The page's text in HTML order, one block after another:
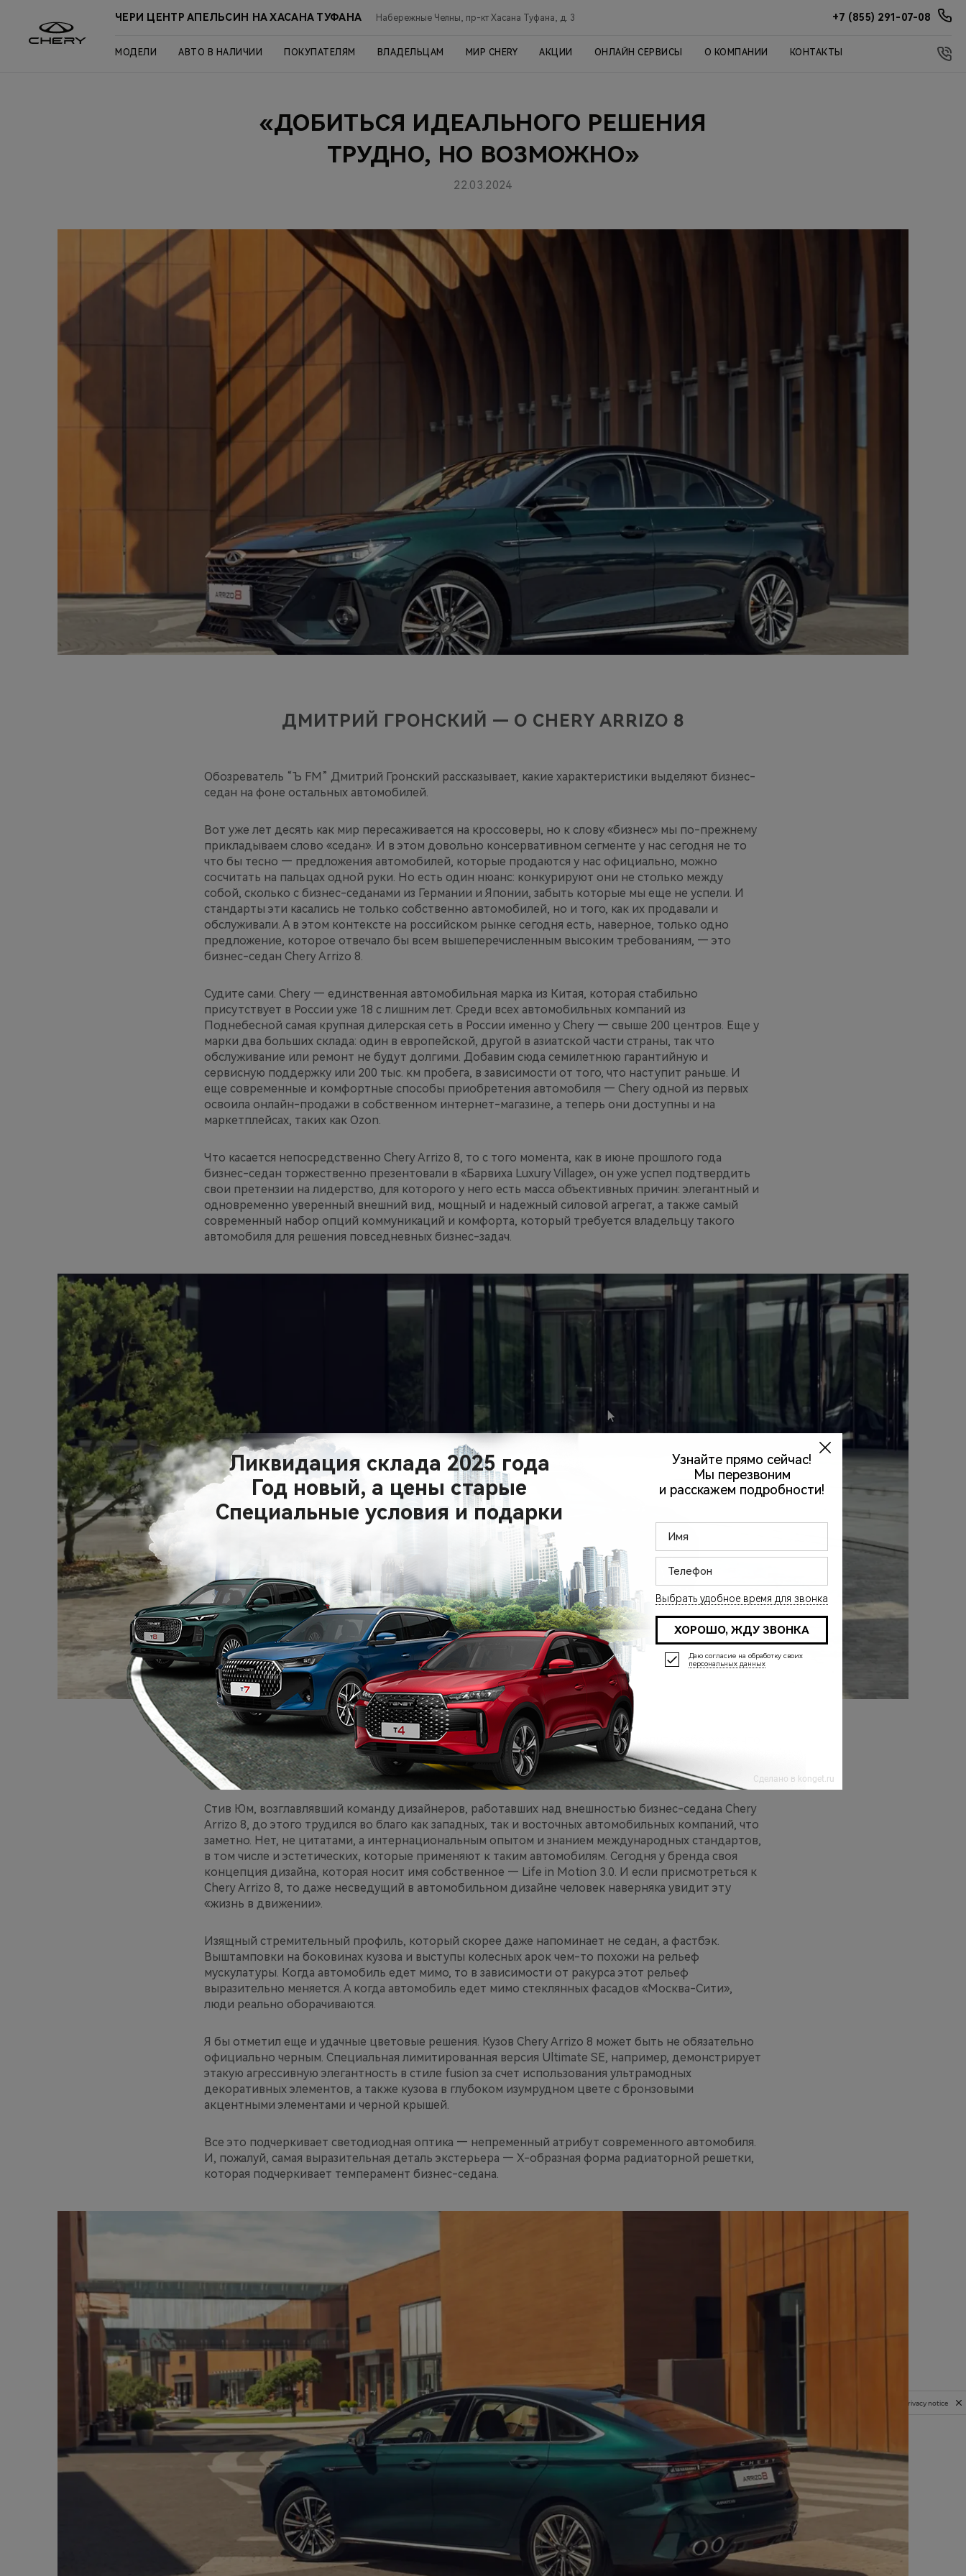
ЧЕРИ ЦЕНТР АПЕЛЬСИН НА ХАСАНА ТУФАНА Набережные Челны, пр-кт Хасана Туфана, д. 3 +7 (855) 291-07-08
МОДЕЛИ АВТО В НАЛИЧИИ ПОКУПАТЕЛЯМ ВЛАДЕЛЬЦАМ МИР CHERY АКЦИИ ОНЛАЙН СЕРВИСЫ О КОМПАНИИ КОНТАКТЫ
«ДОБИТЬСЯ ИДЕАЛЬНОГО РЕШЕНИЯ
ТРУДНО, НО ВОЗМОЖНО»
22.03.2024
ДМИТРИЙ ГРОНСКИЙ — О CHERY ARRIZO 8
Обозреватель “Ъ FM” Дмитрий Гронский рассказывает, какие характеристики выделяют бизнес-
седан на фоне остальных автомобилей.
Вот уже лет десять как мир пересаживается на кроссоверы, но к слову «бизнес» мы по-прежнему
прикладываем слово «седан». И в этом довольно консервативном сегменте у нас сегодня не то
что бы тесно — предложения автомобилей, которые продаются у нас официально, можно
сосчитать на пальцах одной руки. Но есть один нюанс: конкурируют они не столько между
собой, сколько с бизнес-седанами из Германии и Японии, забыть которые мы еще не успели. И
стандарты эти касались не только собственно автомобилей, но и того, как их продавали и
обслуживали. А в этом контексте на российском рынке сегодня есть, наверное, только одно
предложение, которое отвечало бы всем вышеперечисленным высоким требованиям, — это
бизнес-седан Chery Arrizo 8.
Судите сами. Chery — единственная автомобильная марка из Китая, которая стабильно
присутствует в России уже 18 с лишним лет. Среди всех автомобильных компаний из
Поднебесной самая крупная дилерская сеть в России именно у Chery — свыше 200 центров. Еще у
марки два больших склада: один в европейской, другой в азиатской части страны, так что
обслуживание или ремонт не будут долгими. Добавим сюда семилетнюю гарантийную и
сервисную поддержку или 200 тыс. км пробега, в зависимости от того, что наступит раньше. И
еще современные и комфортные способы приобретения автомобиля — Chery одной из первых
освоила онлайн-продажи в собственном интернет-магазине, а теперь они доступны и на
маркетплейсах, таких как Ozon.
Что касается непосредственно Chery Arrizo 8, то с того момента, как в июне прошлого года
бизнес-седан торжественно презентовали в «Барвиха Luxury Village», он уже успел подтвердить
свои претензии на лидерство, для которого у него есть масса объективных причин: элегантный и
одновременно уверенный внешний вид, мощный и надежный силовой агрегат, а также самый
современный набор опций коммуникаций и комфорта, который требуется владельцу такого
автомобиля для решения повседневных бизнес-задач.
Гавайскую рубашку и шлепанцы в качестве повседневной одежды могут позволить себе разве что
миллионеры, живущие на пассивный доход. Тем, кто реально занят делом, этикет рекомендует
строгий и удобный костюм. То же можно сказать и об автомобиле.
Стив Юм, возглавлявший команду дизайнеров, работавших над внешностью бизнес-седана Chery
Arrizo 8, до этого трудился во благо как западных, так и восточных автомобильных компаний, что
заметно. Нет, не цитатами, а интернациональным опытом и знанием международных стандартов,
в том числе и эстетических, которые применяют к таким автомобилям. Сегодня у бренда своя
концепция дизайна, которая носит имя собственное — Life in Motion 3.0. И если присмотреться к
Chery Arrizo 8, то даже несведущий в автомобильном дизайне человек наверняка увидит эту
«жизнь в движении».
Изящный стремительный профиль, который скорее даже напоминает не седан, а фастбэк.
Выштамповки на боковинах кузова и выступы колесных арок чем-то похожи на рельеф
мускулатуры. Когда автомобиль едет мимо, то в зависимости от ракурса этот рельеф
выразительно меняется. А когда автомобиль едет мимо стеклянных фасадов «Москва-Сити»,
люди реально оборачиваются.
Я бы отметил еще и удачные цветовые решения. Кузов Chery Arrizo 8 может быть не обязательно
официально черным. Специальная лимитированная версия Ultimate SE, например, демонстрирует
этакую агрессивную элегантность в стиле fusion за счет использования ультрамодных
декоративных элементов, а также кузова в глубоком изумрудном цвете с бронзовыми
акцентными элементами и черной крышей.
Все это подчеркивает светодиодная оптика — непременный атрибут современного автомобиля.
И, пожалуй, самая выразительная деталь экстерьера — X-образная форма радиаторной решетки,
которая подчеркивает темперамент бизнес-седана.
Privacy notice